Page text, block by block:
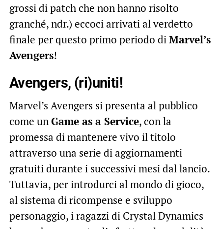
grossi di patch che non hanno risolto
granché, ndr.) eccoci arrivati al verdetto
finale per questo primo periodo diMarvel’s
Avengers!
Avengers, (ri)uniti!
Marvel’s Avengers si presenta al pubblico
come unGame as a Service, con la
promessa di mantenere vivo il titolo
attraverso una serie di aggiornamenti
gratuiti durante i successivi mesi dal lancio.
Tuttavia, per introdurci al mondo di gioco,
al sistema di ricompense e sviluppo
personaggio, i ragazzi di Crystal Dynamics